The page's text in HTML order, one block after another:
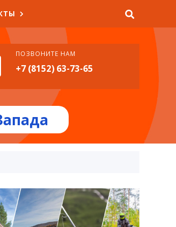
ПОЗВОНИТЕ НАМ
+7 (8152) 63-73-65